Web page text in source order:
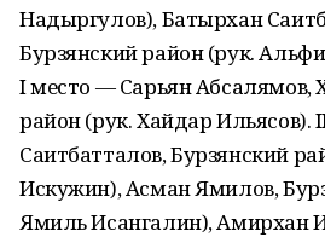
Надыргулов), Батырхан
Бурзянский район (рук.
I место — Сарьян Абсалямов,
район (рук. Хайдар Ильясов).
Саитбатталов, Бурзянский
Искужин), Асман Ямилов,
Ямиль Исангалин), Амирхан